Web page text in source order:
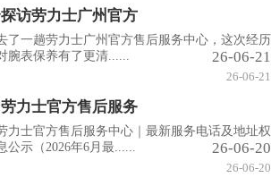
访劳力士广州官方
了一趟劳力士广州官方售后服务中心，这次经历
腕表保养有了更清......
26-06-21
26-06-21
力士官方售后服务
力士官方售后服务中心｜最新服务电话及地址权
公示（2026年6月最......
26-06-20
26-06-20